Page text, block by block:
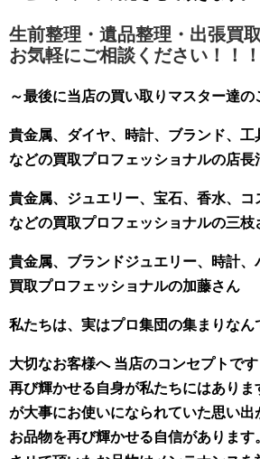
生前整理・遺品整理・出張買
お気軽にご相談ください！！！
～最後に当店の買い取りマスター達の
貴金属、ダイヤ、時計、ブランド、工
などの買取プロフェッショナルの店長
貴金属、ジュエリー、宝石、香水、コ
などの買取プロフェッショナルの三枝
貴金属、ブランドジュエリー、時計、
買取プロフェッショナルの加藤さん
私たちは、実はプロ集団の集まりなん
大切なお客様へ 当店のコンセプトで
再び輝かせる自身が私たちにはありま
が大事にお使いになられていた思い出
お品物を再び輝かせる自信があります